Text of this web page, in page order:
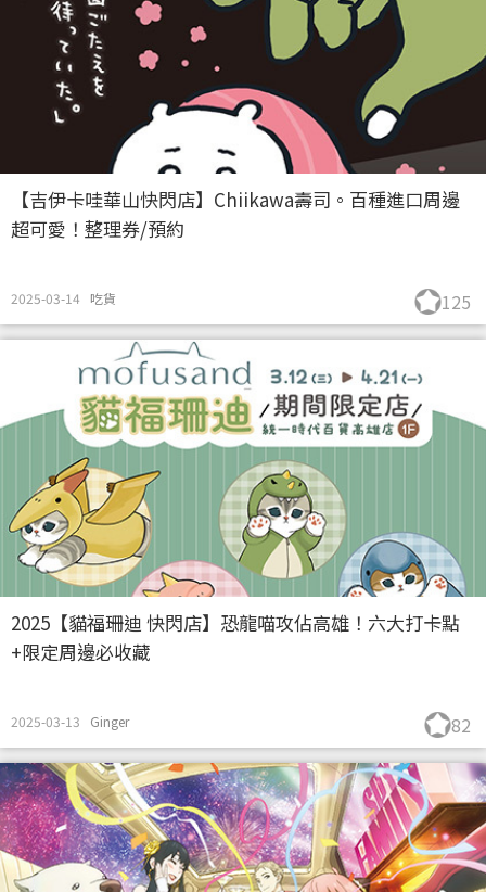
【吉伊卡哇華山快閃店】Chiikawa壽司。百種進口周邊
超可愛！整理券/預約
2025-03-14 吃貨 125
2025【貓福珊迪 快閃店】恐龍喵攻佔高雄！六大打卡點
+限定周邊必收藏
2025-03-13 Ginger 82